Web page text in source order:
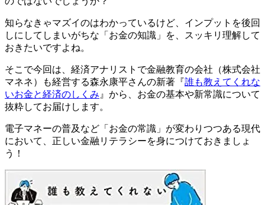
知らなきゃマズイのはわかっているけど、インプットを後回
しにしてしまいがちな 「お金の知識」
を、スッキリ理解して
おきたいですよね。
そこで今回は、経済アナリストで金融教育の会社（株式会社
マネネ）も経営する森永康平さんの新著『誰も教えてくれな
いお金と経済のしくみ 』から、お金の基本や新常識について
抜粋してお届けします。
電子マネーの普及など「お金の常識」が変わりつつある現代
において、 正しい金融リテラシーを身につけておきましょ
う！